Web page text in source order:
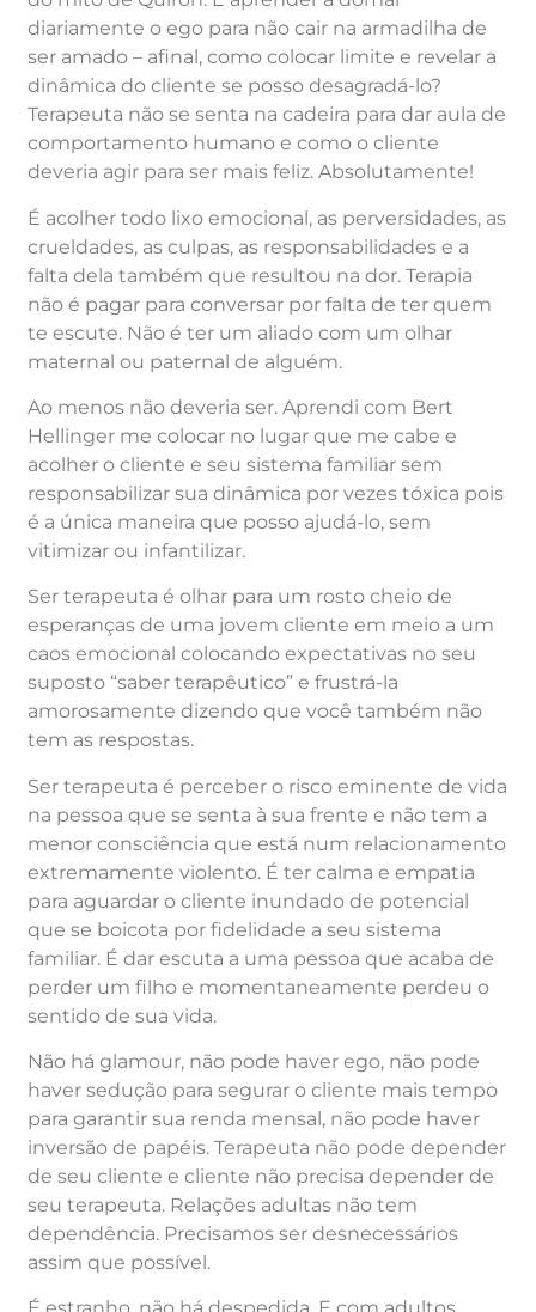
diariamente o ego para não cair na armadilha de
ser amado – afinal, como colocar limite e revelar a
dinâmica do cliente se posso desagradá-lo?
Terapeuta não se senta na cadeira para dar aula de
comportamento humano e como o cliente
deveria agir para ser mais feliz. Absolutamente!
É acolher todo lixo emocional, as perversidades, as
crueldades, as culpas, as responsabilidades e a
falta dela também que resultou na dor. Terapia
não é pagar para conversar por falta de ter quem
te escute. Não é ter um aliado com um olhar
maternal ou paternal de alguém.
Ao menos não deveria ser. Aprendi com Bert
Hellinger me colocar no lugar que me cabe e
acolher o cliente e seu sistema familiar sem
responsabilizar sua dinâmica por vezes tóxica pois
é a única maneira que posso ajudá-lo, sem
vitimizar ou infantilizar.
Ser terapeuta é olhar para um rosto cheio de
esperanças de uma jovem cliente em meio a um
caos emocional colocando expectativas no seu
suposto “saber terapêutico” e frustrá-la
amorosamente dizendo que você também não
tem as respostas.
Ser terapeuta é perceber o risco eminente de vida
na pessoa que se senta à sua frente e não tem a
menor consciência que está num relacionamento
extremamente violento. É ter calma e empatia
para aguardar o cliente inundado de potencial
que se boicota por fidelidade a seu sistema
familiar. É dar escuta a uma pessoa que acaba de
perder um filho e momentaneamente perdeu o
sentido de sua vida.
Não há glamour, não pode haver ego, não pode
haver sedução para segurar o cliente mais tempo
para garantir sua renda mensal, não pode haver
inversão de papéis. Terapeuta não pode depender
de seu cliente e cliente não precisa depender de
seu terapeuta. Relações adultas não tem
dependência. Precisamos ser desnecessários
assim que possível.